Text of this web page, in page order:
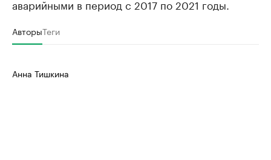
аварийными в период с 2017 по 2021 годы.
АвторыТеги
Анна Тишкина